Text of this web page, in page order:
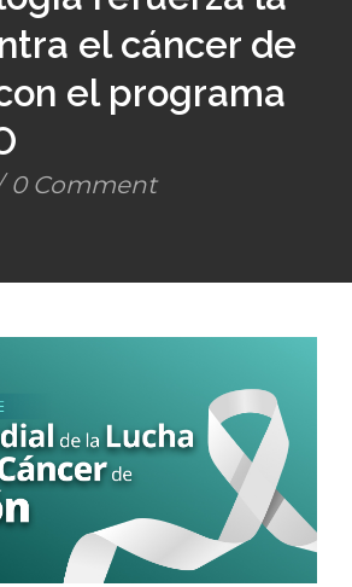
el cáncer de
el programa
0 Comment